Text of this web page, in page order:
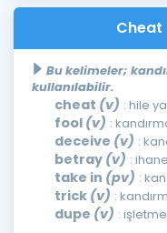
Cheat
Bu kelimeler;
kullanılabilir.
cheat (v) : hile
fool (v) :
deceive (v) :
betray (v) :
take in (pv) :
trick (v) :
dupe (v) :